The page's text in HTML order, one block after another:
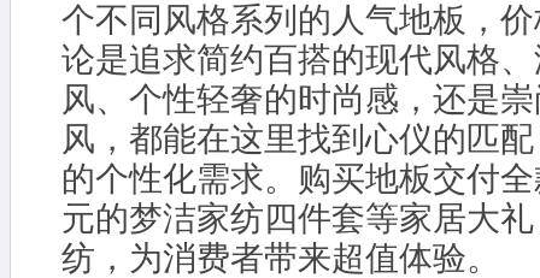
个不同风格系列的人气地板，
论是追求简约百搭的现代风格
风、个性轻奢的时尚感，还是
风，都能在这里找到心仪的匹
的个性化需求。购买地板交付
元的梦洁家纺四件套等家居大
纺，为消费者带来超值体验。